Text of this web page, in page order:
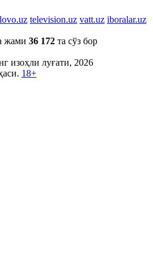
television.uz vatt.uz iboralar.uz
жами 36 172 та сўз бор
изоҳли луғати, 2026
18+